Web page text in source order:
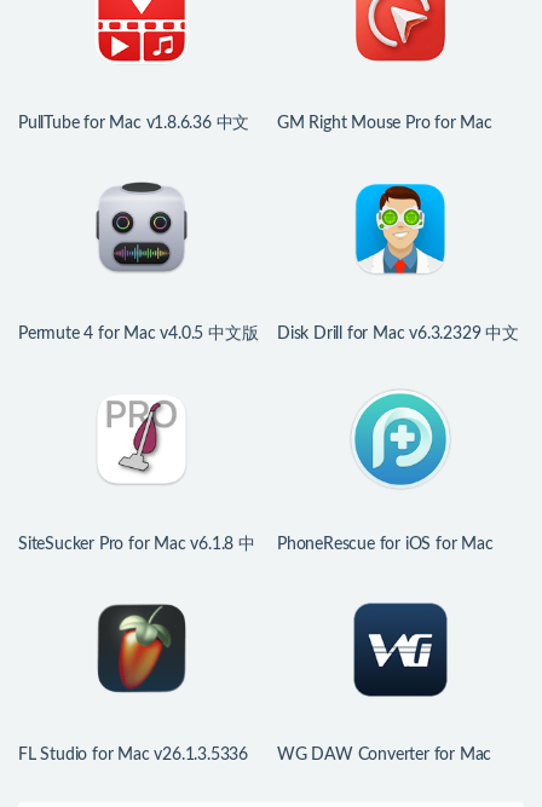
PullTube for Mac v1.8.6.36 中文
GM Right Mouse Pro for Mac
Permute 4 for Mac v4.0.5 中文版
Disk Drill for Mac v6.3.2329 中文
SiteSucker Pro for Mac v6.1.8 中
PhoneRescue for iOS for Mac
FL Studio for Mac v26.1.3.5336
WG DAW Converter for Mac